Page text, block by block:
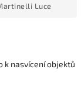
Luce
k nasvícení objektů